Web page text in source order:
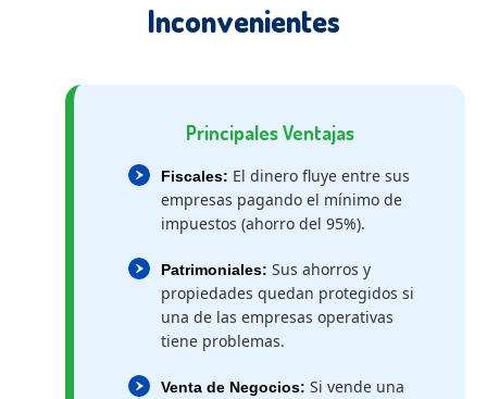
Inconvenientes
Principales Ventajas
Fiscales: El dinero fluye entre sus
empresas pagando el mínimo de
impuestos (ahorro del 95%).
Patrimoniales: Sus ahorros y
propiedades quedan protegidos si
una de las empresas operativas
tiene problemas.
Venta de Negocios: Si vende una